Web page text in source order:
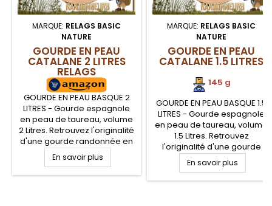
MARQUE: RELAGS BASIC
NATURE
GOURDE EN PEAU
CATALANE 2 LITRES
RELAGS
GOURDE EN PEAU BASQUE 2
LITRES - Gourde espagnole
en peau de taureau, volume
2 Litres. Retrouvez l'originalité
d'une gourde randonnée en
peau espagnole, vintage,
ayant la particularité d'être
souple et légèrement
En savoir plus
MARQUE: RELAGS BASIC
NATURE
GOURDE EN PEAU
CATALANE 1.5 LITRES
145 g
GOURDE EN PEAU BASQUE 1.5
LITRES - Gourde espagnole
en peau de taureau, volume
1.5 Litres. Retrouvez
l'originalité d'une gourde
randonnée en peau
espagnole, vintage, ayant la
particularité d'être souple et
En savoir plus